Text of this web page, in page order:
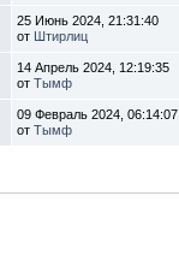
25 Июнь 2024, 21:31:40
от Штирлиц
14 Апрель 2024, 12:19:35
отТымф
09 Февраль 2024, 06:14:07
отТымф